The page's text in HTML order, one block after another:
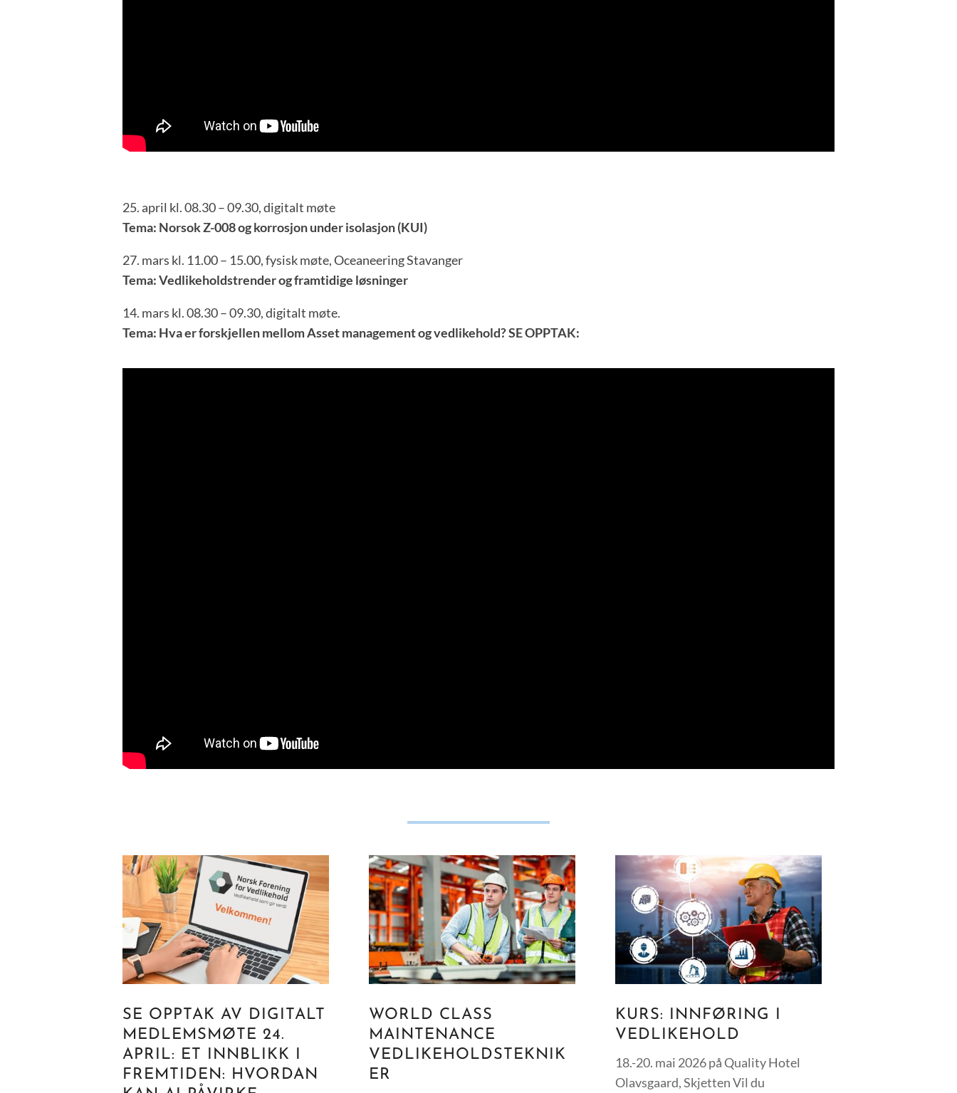
25. april kl. 08.30 – 09.30, digitalt møte
Tema: Norsok Z-008 og korrosjon under isolasjon (KUI)
27. mars kl. 11.00 – 15.00, fysisk møte, Oceaneering Stavanger
Tema: Vedlikeholdstrender og framtidige løsninger
14. mars kl. 08.30 – 09.30, digitalt møte.
Tema: Hva er forskjellen mellom Asset management og vedlikehold? SE OPPTAK:
SE OPPTAK AV DIGITALT
MEDLEMSMØTE 24.
APRIL: ET INNBLIKK I
FREMTIDEN: HVORDAN
WORLD CLASS
MAINTENANCE
VEDLIKEHOLDSTEKNIK
ER
KURS: INNFØRING I
VEDLIKEHOLD
18.-20. mai 2026 på Quality Hotel
Olavsgaard, Skjetten Vil du